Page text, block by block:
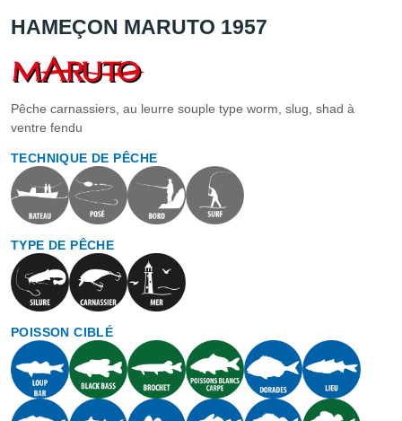
HAMEÇON MARUTO 1957
Pêche carnassiers, au leurre souple type worm, slug, shad à
ventre fendu
TECHNIQUE DE PÊCHE
TYPE DE PÊCHE
POISSON CIBLÉ